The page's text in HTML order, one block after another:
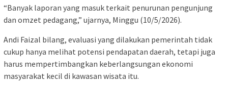
“Banyak laporan yang masuk terkait penurunan pengunjung
dan omzet pedagang,” ujarnya, Minggu (10/5/2026).
Andi Faizal bilang, evaluasi yang dilakukan pemerintah tidak
cukup hanya melihat potensi pendapatan daerah, tetapi juga
harus mempertimbangkan keberlangsungan ekonomi
masyarakat kecil di kawasan wisata itu.